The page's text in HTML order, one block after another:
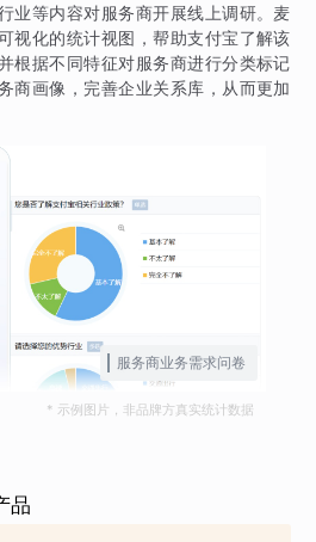
业等内容对服务商开展线上调研。麦
视化的统计视图，帮助支付宝了解该
根据不同特征对服务商进行分类标记
商画像，完善企业关系库，从而更加
服务商业务需求问卷
* 示例图片，非品牌方真实统计数据
品